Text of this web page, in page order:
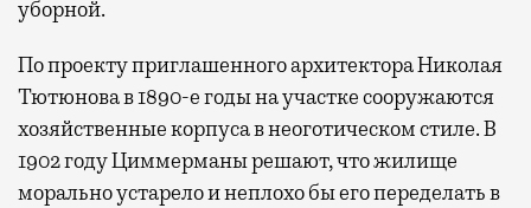
уборной.
По проекту приглашенного архитектора Николая
Тютюнова в 1890-е годы на участке сооружаются
хозяйственные корпуса в неоготическом стиле. В
1902 году Циммерманы решают, что жилище
морально устарело и неплохо бы его переделать в